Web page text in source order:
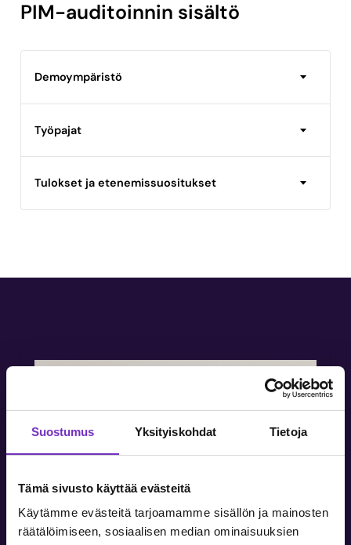
Suostumus Yksityiskohdat Tietoja
Tämä sivusto käyttää evästeitä
Käytämme evästeitä tarjoamamme sisällön ja mainosten
räätälöimiseen, sosiaalisen median ominaisuuksien
PIM-auditoinnin sisältö
Demoympäristö
Työpajat
Tulokset ja etenemissuositukset